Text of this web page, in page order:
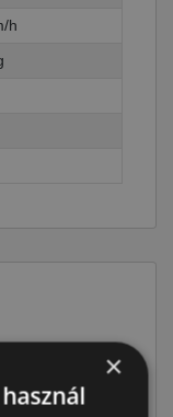
h
28 990 Ft
×